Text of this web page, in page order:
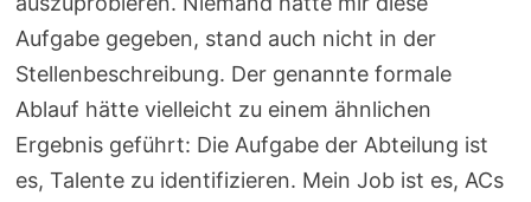
Aufgabe gegeben, stand auch nicht in der
Stellenbeschreibung. Der genannte formale
Ablauf hätte vielleicht zu einem ähnlichen
Ergebnis geführt: Die Aufgabe der Abteilung ist
es, Talente zu identifizieren. Mein Job ist es, ACs